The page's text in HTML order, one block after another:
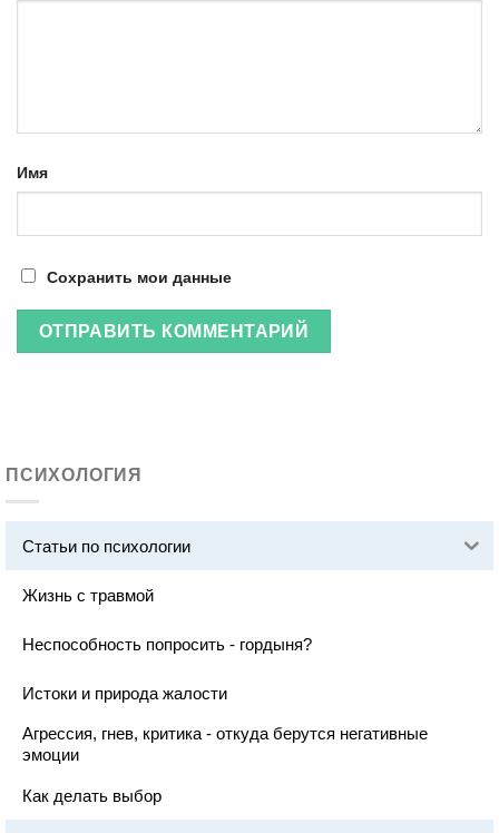
Имя
Сохранить мои данные
ПСИХОЛОГИЯ
Статьи по психологии
Жизнь с травмой
Неспособность попросить - гордыня?
Истоки и природа жалости
Агрессия, гнев, критика - откуда берутся негативные
эмоции
Как делать выбор